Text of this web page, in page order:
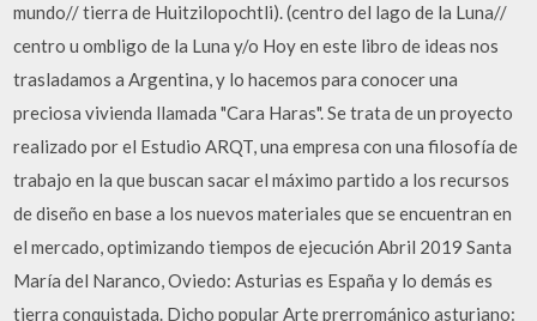
mundo// tierra de Huitzilopochtli). (centro del lago de la Luna//
centro u ombligo de la Luna y/o Hoy en este libro de ideas nos
trasladamos a Argentina, y lo hacemos para conocer una
preciosa vivienda llamada "Cara Haras". Se trata de un proyecto
realizado por el Estudio ARQT, una empresa con una filosofía de
trabajo en la que buscan sacar el máximo partido a los recursos
de diseño en base a los nuevos materiales que se encuentran en
el mercado, optimizando tiempos de ejecución Abril 2019 Santa
María del Naranco, Oviedo: Asturias es España y lo demás es
tierra conquistada. Dicho popular Arte prerrománico asturiano: